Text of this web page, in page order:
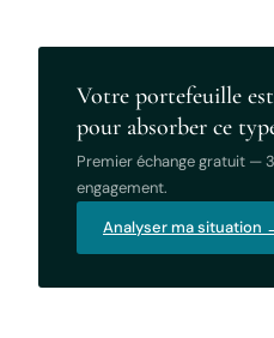
Votre portefeuille
pour absorber ce
Premier échange gratuit —
engagement.
Analyser ma situation